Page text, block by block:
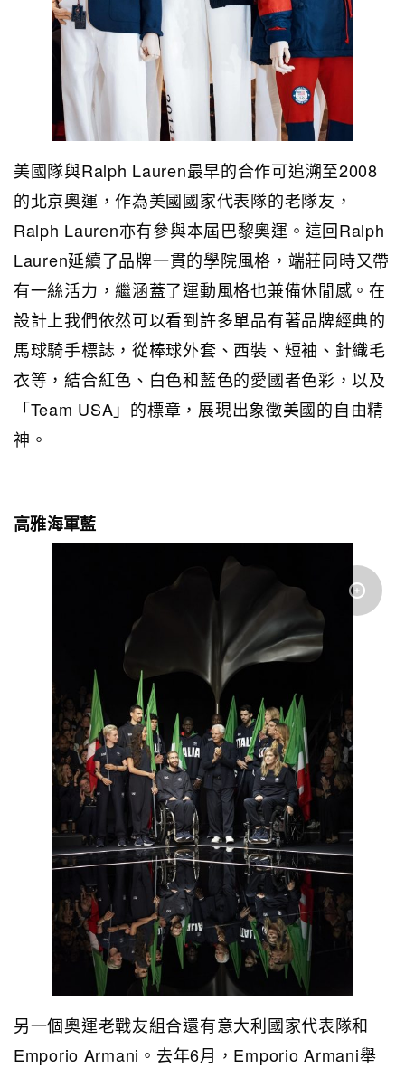
美國隊與Ralph Lauren最早的合作可追溯至2008
的北京奧運，作為美國國家代表隊的老隊友，
Ralph Lauren亦有參與本屆巴黎奧運。這回Ralph
Lauren延續了品牌一貫的學院風格，端莊同時又帶
有一絲活力，繼涵蓋了運動風格也兼備休閒感。在
設計上我們依然可以看到許多單品有著品牌經典的
馬球騎手標誌，從棒球外套、西裝、短袖、針織毛
衣等，結合紅色、白色和藍色的愛國者色彩，以及
「Team USA」的標章，展現出象徵美國的自由精
神。
高雅海軍藍
另一個奧運老戰友組合還有意大利國家代表隊和
Emporio Armani。去年6月，Emporio Armani舉